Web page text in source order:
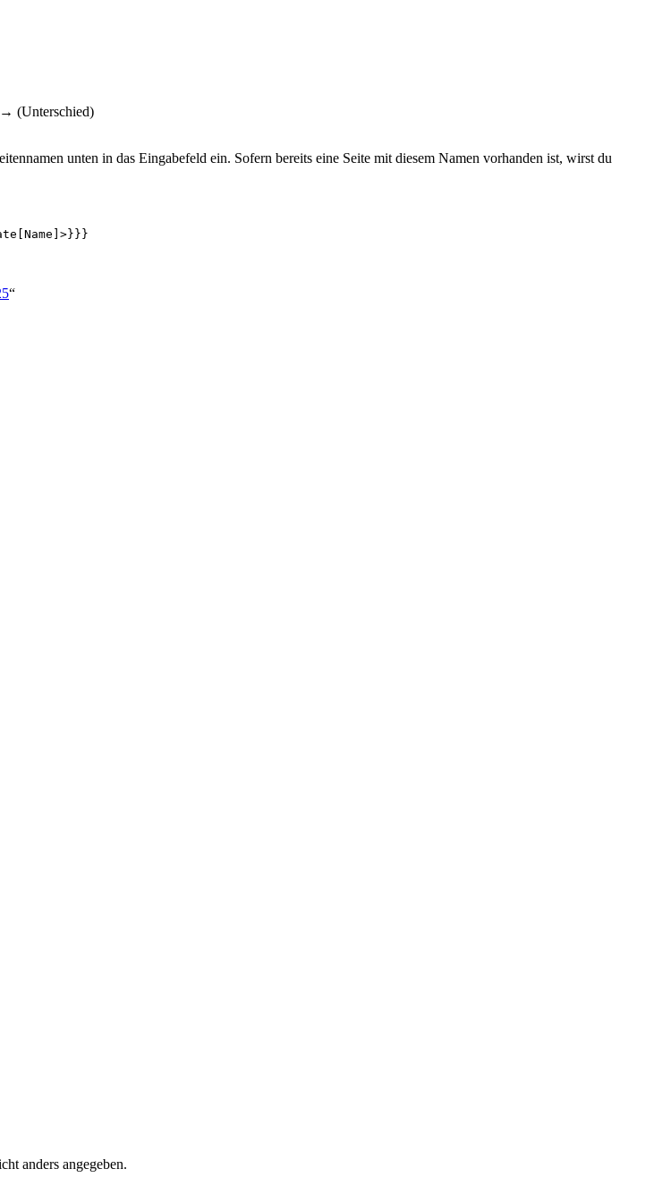
→ (Unterschied)
unten in das Eingabefeld ein. Sofern bereits eine Seite mit diesem Namen vorhanden ist, wirst du
“
anders angegeben.